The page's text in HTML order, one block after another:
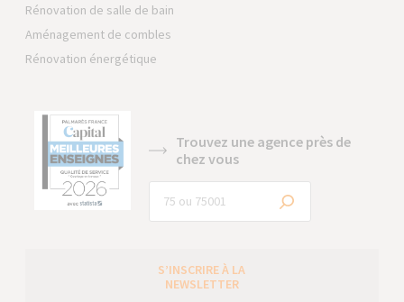
Rénovation de salle de bain
Aménagement de combles
Rénovation énergétique
Trouvez une agence près de
chez vous
S’INSCRIRE À LA
NEWSLETTER